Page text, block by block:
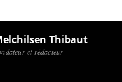
Thibaut
et rédacteur